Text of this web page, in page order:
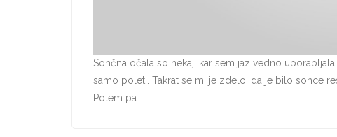
Sončna očala so nekaj, kar sem jaz vedno
samo poleti. Takrat se mi je zdelo, da je bilo sonce
Potem pa…